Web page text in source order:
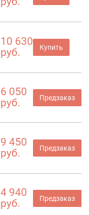
10 630
руб.
Купить
6 050
руб.
Предзаказ
9 450
руб.
Предзаказ
4 940
руб.
Предзаказ